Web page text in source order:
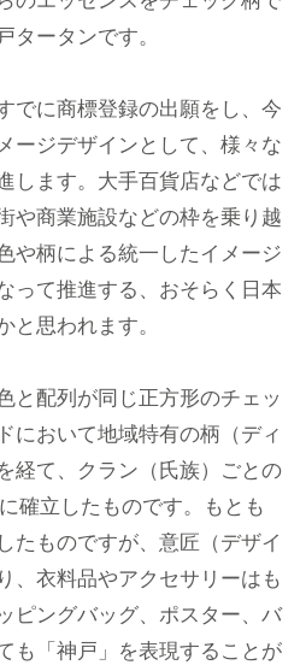
ータンです。
でに商標登録の出願をし、今
ージデザインとして、様々な
します。大手百貨店などでは
や商業施設などの枠を乗り越
や柄による統一したイメージ
って推進する、おそらく日本
と思われます。
と配列が同じ正方形のチェッ
において地域特有の柄（ディ
経て、クラン（氏族）ごとの
確立したものです。もとも
たものですが、意匠（デザイ
、衣料品やアクセサリーはも
ピングバッグ、ポスター、バ
も「神戸」を表現することが